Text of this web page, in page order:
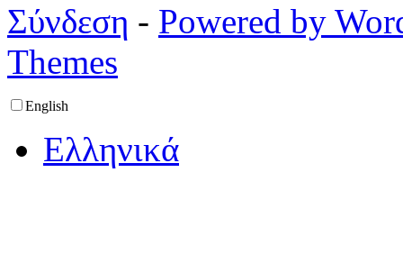
Σύνδεση - Powered by
Themes
English
Ελληνικά